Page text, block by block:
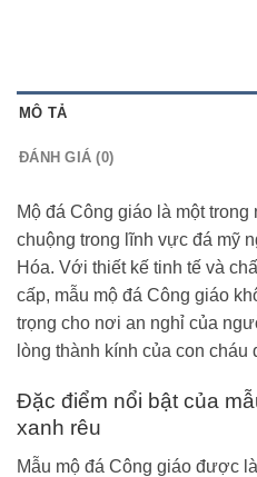
MÔ TẢ
ĐÁNH GIÁ (0)
Mộ đá Công giáo là một
chuộng trong lĩnh vực đá mỹ
Hóa. Với thiết kế tinh tế và
cấp, mẫu mộ đá Công giáo
trọng cho nơi an nghỉ của
lòng thành kính của con cháu
Đặc điểm nổi bật của
xanh rêu
Mẫu mộ đá Công giáo được